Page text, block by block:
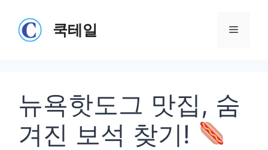
쿡테일 메
뉴욕핫도그 맛집, 숨
겨진 보석 찾기!